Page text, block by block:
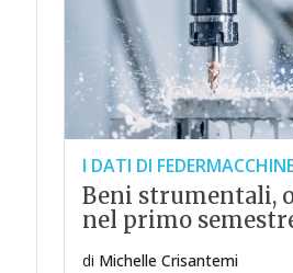
I DATI DI
Beni strumentali,
nel primo
di Michelle Crisantemi